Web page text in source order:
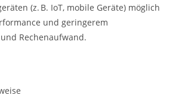
(z. B. IoT, mobile Geräte) möglich
und geringerem
Rechenaufwand.